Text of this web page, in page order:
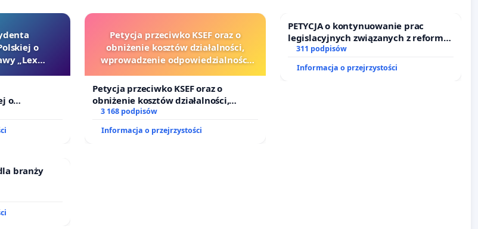
o
„Lex
o
Szarlatan”
Petycja przeciwko KSEF oraz o
obniżenie kosztów działalności,
wprowadzenie odpowiedzialności
sędziów
Petycja przeciwko KSEF oraz o
obniżenie kosztów działalności,
wprowadzenie odpowiedzialności
sędziów
3 168 podpisów
Informacja o przejrzystości
PETYCJA o kontynuowanie prac
legislacyjnych związanych z reformą
prawa rodzinnego
311 podpisów
Informacja o przejrzystości
branży